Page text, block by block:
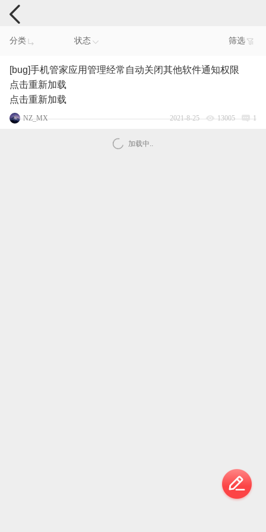
手机反馈
分类 状态 筛选
[bug]手机管家应用管理经常自动关闭其他软件通知权限
点击重新加载
点击重新加载
NZ_MX 2021-8-25 13005 1
加载中..